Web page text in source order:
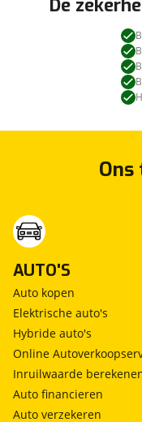
Zondag Gesloten
4131 NR Vianen
WIJ KOPEN OOK
U KUNT OP ONZE
AANBIEDEN OF
OPNEMEN OM UW
VOORDELEN:
* GEEN RISICO
* GEEN
* ORGINELE RDW
* GEEN VREEMDE
De
AUTO'S
Auto kopen
Elektrische auto's
Hybride auto's
Online
Inruilwaarde
Auto financieren
Auto verzekeren